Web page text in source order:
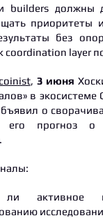
builders должны
приоритеты
без
coordination layer
, 3 июня
в экосистеме
о
его прогноз
ли активное